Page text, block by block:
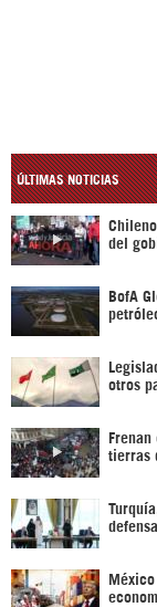
ÚLTIMAS NOTICIAS
del
BofA
otros
tierras